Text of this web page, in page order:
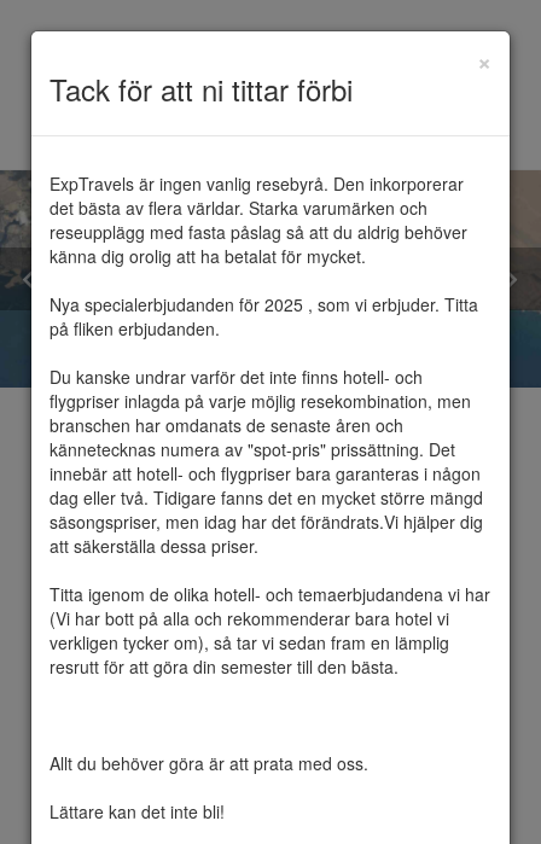
Tack för att ni tittar förbi
×
ExpTravels är ingen vanlig resebyrå. Den inkorporerar
det bästa av flera världar. Starka varumärken och
reseupplägg med fasta påslag så att du aldrig behöver
känna dig orolig att ha betalat för mycket.
Nya specialerbjudanden för 2025 , som vi erbjuder. Titta
på fliken erbjudanden.
Du kanske undrar varför det inte finns hotell- och
flygpriser inlagda på varje möjlig resekombination, men
branschen har omdanats de senaste åren och
kännetecknas numera av "spot-pris" prissättning. Det
innebär att hotell- och flygpriser bara garanteras i någon
dag eller två. Tidigare fanns det en mycket större mängd
säsongspriser, men idag har det förändrats.Vi hjälper dig
att säkerställa dessa priser.
Titta igenom de olika hotell- och temaerbjudandena vi har
(Vi har bott på alla och rekommenderar bara hotel vi
verkligen tycker om), så tar vi sedan fram en lämplig
resrutt för att göra din semester till den bästa.
Allt du behöver göra är att prata med oss.
Lättare kan det inte bli!
Förenade
Arabemiraten
(UAE)
är ett land som ligger i den sydöstra änden
som gränsar till Oman i öster och